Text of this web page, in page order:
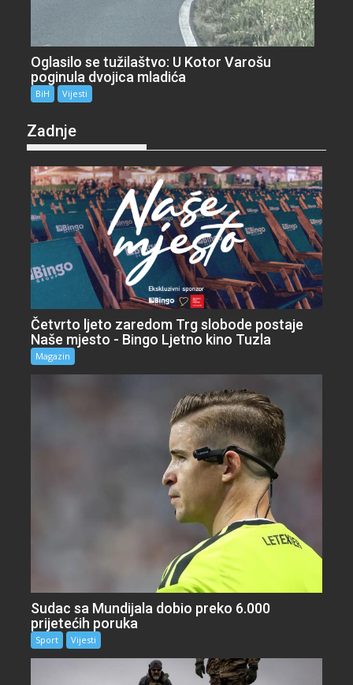
Oglasilo se tužilaštvo: U Kotor Varošu
poginula dvojica mladića
BiH Vijesti
Zadnje
Četvrto ljeto zaredom Trg slobode postaje
Naše mjesto - Bingo Ljetno kino Tuzla
Magazin
Sudac sa Mundijala dobio preko 6.000
prijetećih poruka
Sport Vijesti